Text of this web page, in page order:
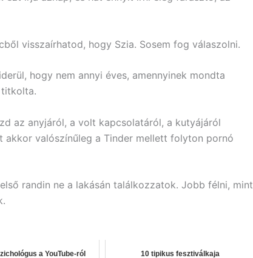
visszaírhatod, hogy Szia. Sosem fog válaszolni.
hogy nem annyi éves, amennyinek mondta
titkolta.
az anyjáról, a volt kapcsolatáról, a kutyájáról
akkor valószínűleg a Tinder mellett folyton pornó
randin ne a lakásán találkozzatok. Jobb félni, mint
a YouTube-ról 10 tipikus fesztiválkaja